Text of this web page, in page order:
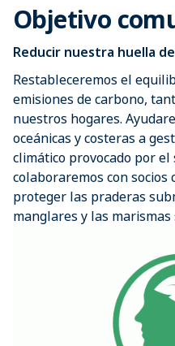
Objetivo
Reducir nuestra huella
Restableceremos el
emisiones de carbono,
nuestros hogares.
oceánicas y costeras a
climático provocado por
colaboraremos con
proteger las praderas
manglares y las marismas